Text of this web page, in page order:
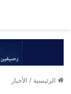
الرئيسية / الأخبار